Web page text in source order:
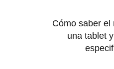
Cómo saber el
una tablet